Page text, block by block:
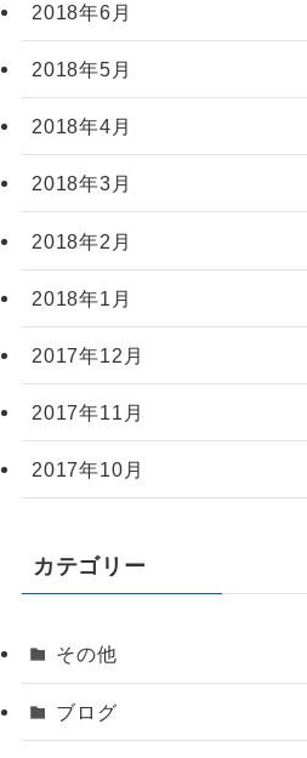
2018年6月
2018年5月
2018年4月
2018年3月
2018年2月
2018年1月
2017年12月
2017年11月
2017年10月
カテゴリー
その他
ブログ